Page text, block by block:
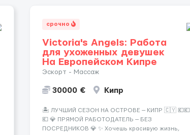
срочно
Victoria's Angels: Работа
для ухоженных девушек
На Европейском Кипре
Эскорт - Массаж
30000 € Кипр
🏝️ ЛУЧШИЙ СЕЗОН НА ОСТРОВЕ — КИПР 🇨🇾 💶💶
💶 💎 ПРЯМОЙ РАБОТОДАТЕЛЬ — БЕЗ
ПОСРЕДНИКОВ 💎 ✨ Хочешь красивую жизнь,